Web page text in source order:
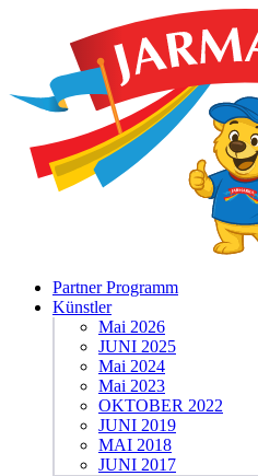
Partner Programm
Künstler
Mai 2026
JUNI 2025
Mai 2024
Mai 2023
OKTOBER 2022
JUNI 2019
MAI 2018
JUNI 2017